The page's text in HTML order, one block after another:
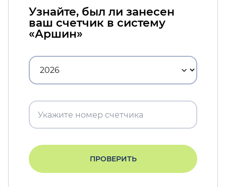
Узнайте, был ли занесен
ваш счетчик в систему
«Аршин»
ПРОВЕРИТЬ